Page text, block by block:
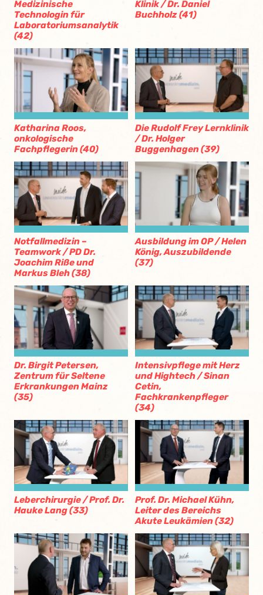
Medizinische
Technologin für
Laboratoriumsanalytik
(42)
Klinik / Dr. Daniel
Buchholz (41)
Katharina Roos,
onkologische
Fachpflegerin (40)
Die Rudolf Frey Lernklinik
/ Dr. Holger
Buggenhagen (39)
Notfallmedizin –
Teamwork / PD Dr.
Joachim Riße und
Markus Bleh (38)
Ausbildung im OP / Helen
König, Auszubildende
(37)
Dr. Birgit Petersen,
Zentrum für Seltene
Erkrankungen Mainz
(35)
Intensivpflege mit Herz
und Hightech / Sinan
Cetin,
Fachkrankenpfleger
(34)
Leberchirurgie / Prof. Dr.
Hauke Lang (33)
Prof. Dr. Michael Kühn,
Leiter des Bereichs
Akute Leukämien (32)